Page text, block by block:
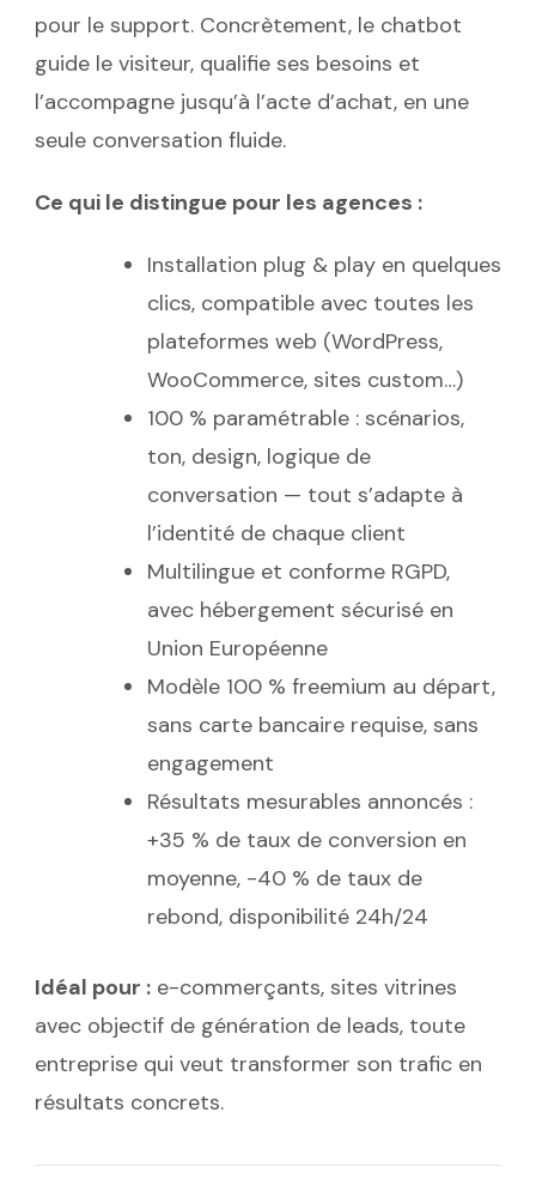
pour le support. Concrètement, le chatbot
guide le visiteur, qualifie ses besoins et
l’accompagne jusqu’à l’acte d’achat, en une
seule conversation fluide.
Ce qui le distingue pour les agences :
Installation plug & play en quelques
clics, compatible avec toutes les
plateformes web (WordPress,
WooCommerce, sites custom…)
100 % paramétrable : scénarios,
ton, design, logique de
conversation — tout s’adapte à
l’identité de chaque client
Multilingue et conforme RGPD,
avec hébergement sécurisé en
Union Européenne
Modèle 100 % freemium au départ,
sans carte bancaire requise, sans
engagement
Résultats mesurables annoncés :
+35 % de taux de conversion en
moyenne, -40 % de taux de
rebond, disponibilité 24h/24
Idéal pour : e-commerçants, sites vitrines
avec objectif de génération de leads, toute
entreprise qui veut transformer son trafic en
résultats concrets.